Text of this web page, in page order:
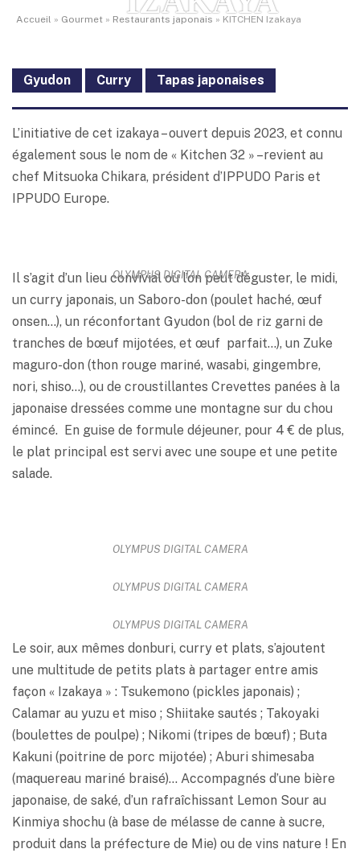
Accueil » Gourmet » Restaurants japonais » KITCHEN Izakaya
Gyudon Curry Tapas japonaises
L’initiative de cet izakaya – ouvert depuis 2023, et connu
également sous le nom de « Kitchen 32 » –revient au
chef Mitsuoka Chikara, président d’IPPUDO Paris et
IPPUDO Europe.
OLYMPUS DIGITAL CAMERA
Il s’agit d’un lieu convivial où l’on peut déguster, le midi,
un curry japonais, un Saboro-don (poulet haché, œuf
onsen…), un réconfortant Gyudon (bol de riz garni de
tranches de bœuf mijotées, et œuf parfait…), un Zuke
maguro-don (thon rouge mariné, wasabi, gingembre,
nori, shiso…), ou de croustillantes Crevettes panées à la
japonaise dressées comme une montagne sur du chou
émincé. En guise de formule déjeuner, pour 4 € de plus,
le plat principal est servi avec une soupe et une petite
salade.
OLYMPUS DIGITAL CAMERA
OLYMPUS DIGITAL CAMERA
OLYMPUS DIGITAL CAMERA
Le soir, aux mêmes donburi, curry et plats, s’ajoutent
une multitude de petits plats à partager entre amis
façon « Izakaya » : Tsukemono (pickles japonais) ;
Calamar au yuzu et miso ; Shiitake sautés ; Takoyaki
(boulettes de poulpe) ; Nikomi (tripes de bœuf) ; Buta
Kakuni (poitrine de porc mijotée) ; Aburi shimesaba
(maquereau mariné braisé)… Accompagnés d’une bière
japonaise, de saké, d’un rafraîchissant Lemon Sour au
Kinmiya shochu (à base de mélasse de canne à sucre,
produit dans la préfecture de Mie) ou de vins nature ! En